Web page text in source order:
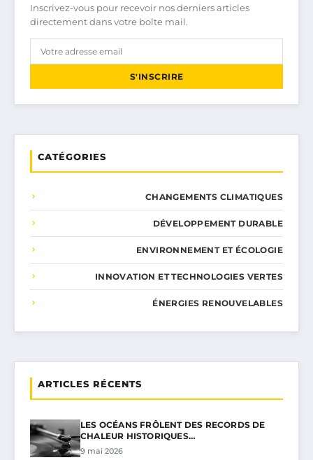
Inscrivez-vous pour recevoir nos derniers articles
directement dans votre boîte mail.
S'INSCRIRE
CATÉGORIES
CHANGEMENTS CLIMATIQUES
DÉVELOPPEMENT DURABLE
ENVIRONNEMENT ET ÉCOLOGIE
INNOVATION ET TECHNOLOGIES VERTES
ÉNERGIES RENOUVELABLES
ARTICLES RÉCENTS
LES OCÉANS FRÔLENT DES RECORDS DE
CHALEUR HISTORIQUES…
9 mai 2026